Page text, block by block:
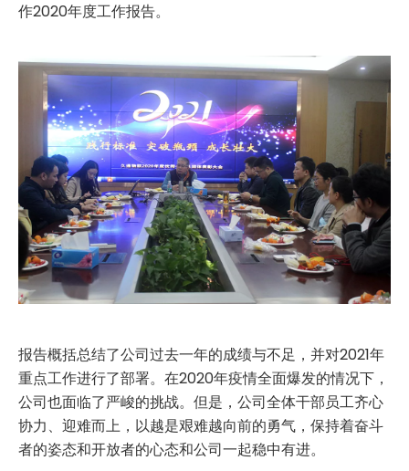
作2020年度工作报告。
报告概括总结了公司过去一年的成绩与不足，并对2021年
重点工作进行了部署。在2020年疫情全面爆发的情况下，
公司也面临了严峻的挑战。但是，公司全体干部员工齐心
协力、迎难而上，以越是艰难越向前的勇气，保持着奋斗
者的姿态和开放者的心态和公司一起稳中有进。